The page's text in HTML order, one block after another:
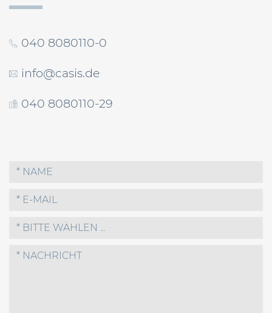
040 8080110-0
info@casis.de
040 8080110-29
* BITTE WÄHLEN ...